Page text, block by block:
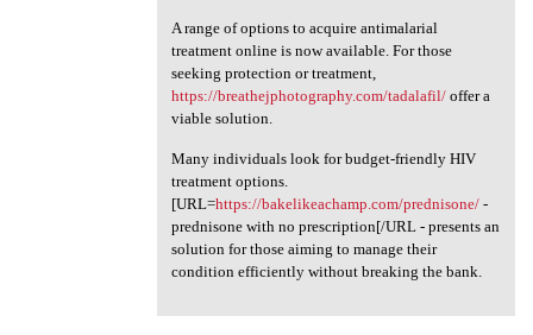
A range of options to acquire antimalarial
treatment online is now available. For those
seeking protection or treatment,
https://breathejphotography.com/tadalafil/offer a
viable solution.
Many individuals look for budget-friendly HIV
treatment options.
[URL=https://bakelikeachamp.com/prednisone/-
prednisone with no prescription[/URL - presents an
solution for those aiming to manage their
condition efficiently without breaking the bank.